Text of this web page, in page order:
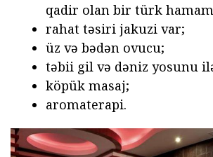
qadir olan bir türk
rahat təsiri jakuzi var;
üz və bədən ovucu;
təbii gil və dəniz yosunu
köpük masaj;
aromaterapi.